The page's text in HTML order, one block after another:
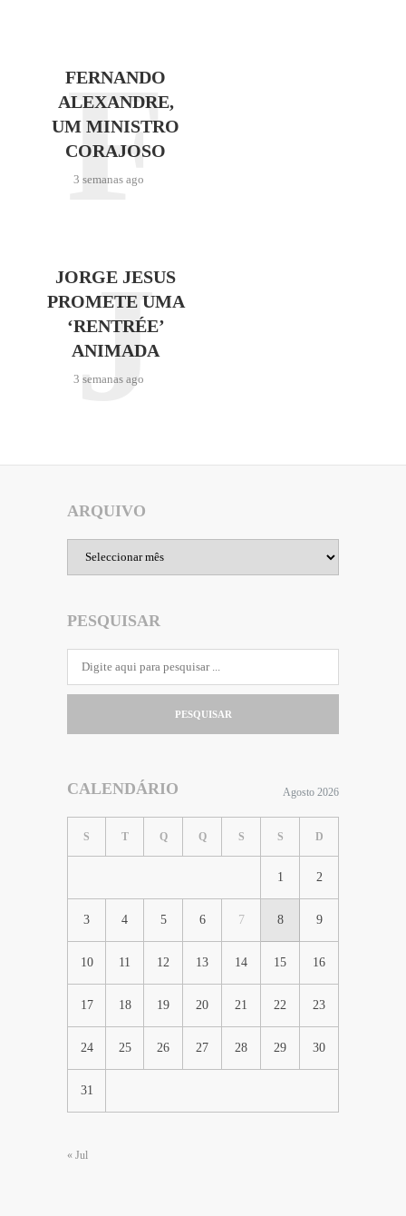
FERNANDO
ALEXANDRE,
UM MINISTRO
CORAJOSO
3 semanas ago
F
JORGE JESUS
PROMETE UMA
‘RENTRÉE’
ANIMADA
3 semanas ago
J
ARQUIVO
PESQUISAR
PESQUISAR
CALENDÁRIO Agosto 2026
S T Q Q S S D
1 2
3 4 5 6 7 8 9
10 11 12 13 14 15 16
17 18 19 20 21 22 23
24 25 26 27 28 29 30
31
« Jul